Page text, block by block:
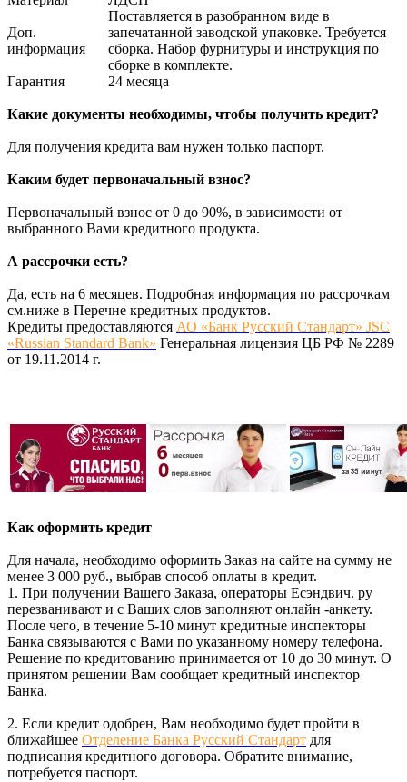
Доп.
информация
Поставляется в разобранном виде в
запечатанной заводской упаковке. Требуется
сборка. Набор фурнитуры и инструкция по
сборке в комплекте.
Гарантия
24 месяца
Какие документы необходимы, чтобы получить кредит?
Для получения кредита вам нужен только паспорт.
Каким будет первоначальный взнос?
Первоначальный взнос от 0 до 90%, в зависимости от
выбранного Вами кредитного продукта.
А рассрочки есть?
Да, есть на 6 месяцев. Подробная информация по рассрочкам
см.ниже в Перечне кредитных продуктов.
Кредиты предоставляются АО «Банк Русский Стандарт» JSC
«Russian Standard Bank» Генеральная лицензия ЦБ РФ № 2289
от 19.11.2014 г.
Как оформить кредит
Для начала, необходимо оформить Заказ на сайте на сумму не
менее 3 000 руб., выбрав способ оплаты в кредит.
1. При получении Вашего Заказа, операторы Есэндвич. ру
перезванивают и с Ваших слов заполняют онлайн -анкету.
После чего, в течение 5-10 минут кредитные инспекторы
Банка связываются с Вами по указанному номеру телефона.
Решение по кредитованию принимается от 10 до 30 минут. О
принятом решении Вам сообщает кредитный инспектор
Банка.
2. Если кредит одобрен, Вам необходимо будет пройти в
ближайшее Отделение Банка Русский Стандарт для
подписания кредитного договора. Обратите внимание,
потребуется паспорт.